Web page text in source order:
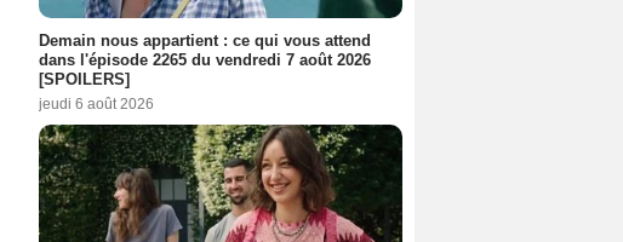
Demain nous appartient : ce qui vous attend
dans l'épisode 2265 du vendredi 7 août 2026
[SPOILERS]
jeudi 6 août 2026